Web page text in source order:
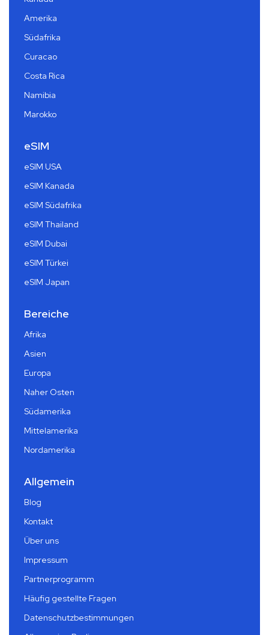
Amerika
Südafrika
Curacao
Costa Rica
Namibia
Marokko
eSIM
eSIM USA
eSIM Kanada
eSIM Südafrika
eSIM Thailand
eSIM Dubai
eSIM Türkei
eSIM Japan
Bereiche
Afrika
Asien
Europa
Naher Osten
Südamerika
Mittelamerika
Nordamerika
Allgemein
Blog
Kontakt
Über uns
Impressum
Partnerprogramm
Häufig gestellte Fragen
Datenschutzbestimmungen